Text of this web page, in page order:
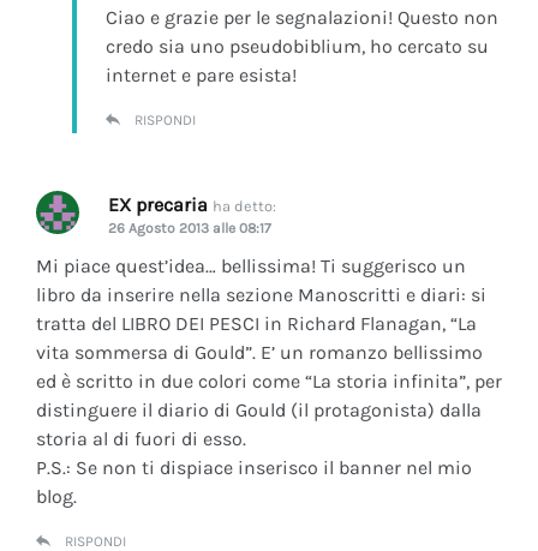
Ciao e grazie per le segnalazioni! Questo non
credo sia uno pseudobiblium, ho cercato su
internet e pare esista!
RISPONDI
EX precaria ha detto:
26 Agosto 2013 alle 08:17
Mi piace quest’idea… bellissima! Ti suggerisco un
libro da inserire nella sezione Manoscritti e diari: si
tratta del LIBRO DEI PESCI in Richard Flanagan, “La
vita sommersa di Gould”. E’ un romanzo bellissimo
ed è scritto in due colori come “La storia infinita”, per
distinguere il diario di Gould (il protagonista) dalla
storia al di fuori di esso.
P.S.: Se non ti dispiace inserisco il banner nel mio
blog.
RISPONDI